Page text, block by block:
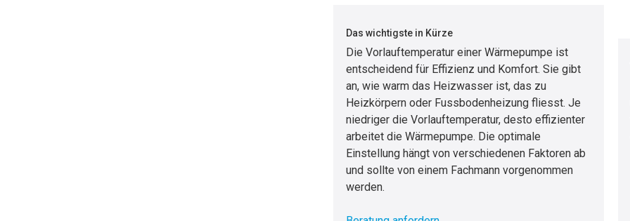
Das wichtigste in Kürze
Die Vorlauftemperatur einer Wärmepumpe ist
entscheidend für Effizienz und Komfort. Sie gibt
an, wie warm das Heizwasser ist, das zu
Heizkörpern oder Fussbodenheizung fliesst. Je
niedriger die Vorlauftemperatur, desto effizienter
arbeitet die Wärmepumpe. Die optimale
Einstellung hängt von verschiedenen Faktoren ab
und sollte von einem Fachmann vorgenommen
werden.